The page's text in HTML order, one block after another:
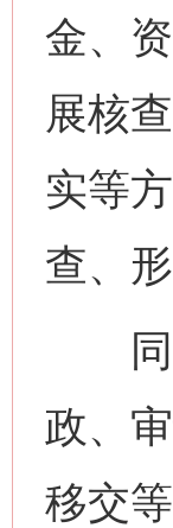
金、
展核
实等
查、
同时
政、
移交